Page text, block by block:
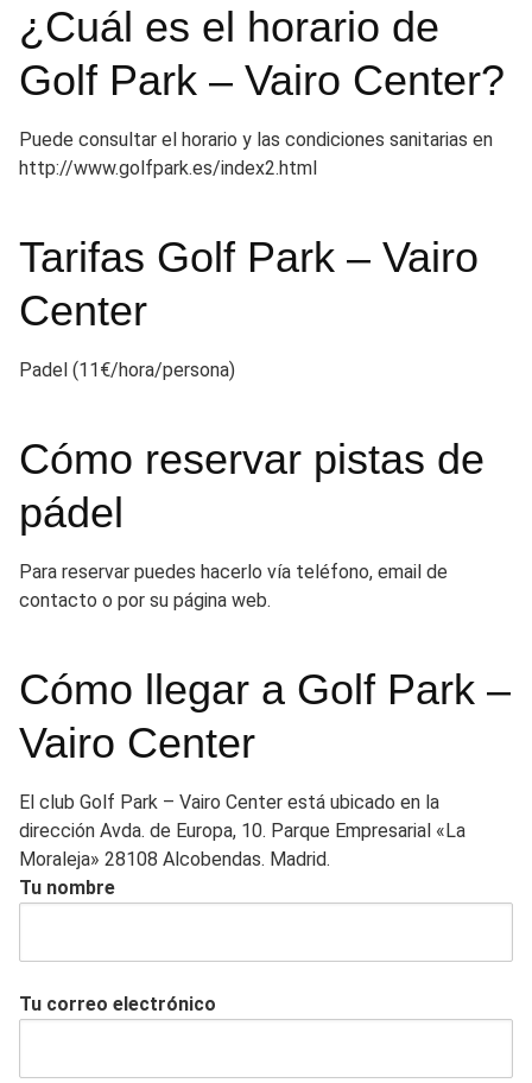
¿Cuál es el horario de
Golf Park – Vairo Center?
Puede consultar el horario y las condiciones sanitarias en
http://www.golfpark.es/index2.html
Tarifas Golf Park – Vairo
Center
Padel (11€/hora/persona)
Cómo reservar pistas de
pádel
Para reservar puedes hacerlo vía teléfono, email de
contacto o por su página web.
Cómo llegar a Golf Park –
Vairo Center
El club Golf Park – Vairo Center está ubicado en la
dirección Avda. de Europa, 10. Parque Empresarial «La
Moraleja» 28108 Alcobendas. Madrid.
Tu nombre
Tu correo electrónico